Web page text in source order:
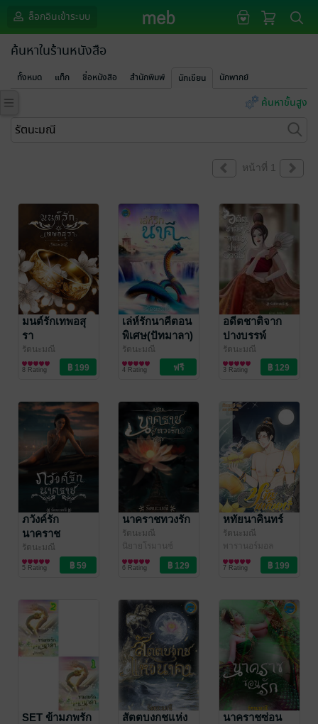
ล็อกอินเข้าระบบ
ค้นหาในร้านหนังสือ
ทั้งหมด แท็ก ชื่อหนังสือ สำนักพิมพ์ นักเขียน นักพากย์
ค้นหาขั้นสูง
หน้าที่ 1
มนต์รักเทพอสุ
รา
รัตนะมณี
พารานอร์มอล
โรมานซ์
8 Rating
เล่ห์รักนาคีตอน
พิเศษ(ปัทมาลา)
รัตนะมณี
นิยายโรมานซ์
4 Rating
อดีตชาติจาก
ปางบรรพ์
รัตนะมณี
พารานอร์มอล
โรมานซ์
3 Rating
ภวังค์รัก
นาคราช
รัตนะมณี
พารานอร์มอล
โรมานซ์
5 Rating
นาคราชทวงรัก
รัตนะมณี
นิยายโรมานซ์
6 Rating
หทัยนาคินทร์
รัตนะมณี
พารานอร์มอล
โรมานซ์
7 Rating
SET ข้ามภพรัก
สัตตบงกชแห่ง
นาคราชซ่อน